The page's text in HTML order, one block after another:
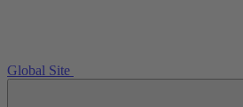
Global Site